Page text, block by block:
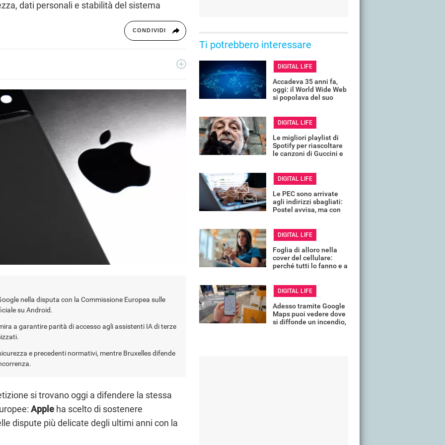
dati personali e stabilità del sistema
CONDIVIDI
nella disputa con la Commissione Europea sulle
su Android.
a garantire parità di accesso agli assistenti IA di terze
e precedenti normativi, mentre Bruxelles difende
si trovano oggi a difendere la stessa
Apple ha scelto di sostenere
dispute più delicate degli ultimi anni con la
Ti potrebbero interessare
DIGITAL LIFE
Accadeva 35 anni fa,
oggi: il World Wide Web
si popolava del suo
DIGITAL LIFE
Le migliori playlist di
Spotify per riascoltare
le canzoni di Guccini e
DIGITAL LIFE
Le PEC sono arrivate
agli indirizzi sbagliati:
Postel avvisa, ma con
DIGITAL LIFE
Foglia di alloro nella
cover del cellulare:
perché tutti lo fanno e a
DIGITAL LIFE
Adesso tramite Google
Maps puoi vedere dove
si diffonde un incendio,